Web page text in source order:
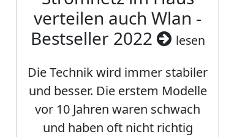
verteilen auch Wlan -
Bestseller 2022
lesen
Die Technik wird immer stabiler
und besser. Die erstem Modelle
vor 10 Jahren waren schwach
und haben oft nicht richtig